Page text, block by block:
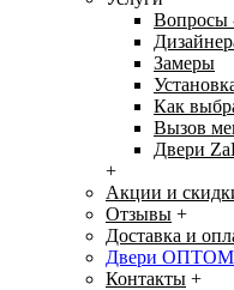
Вопросы
Замеры
Как
Вызов
Двери
+
Акции и
Отзывы +
Доставка и
Двери ОПТОМ
Контакты +